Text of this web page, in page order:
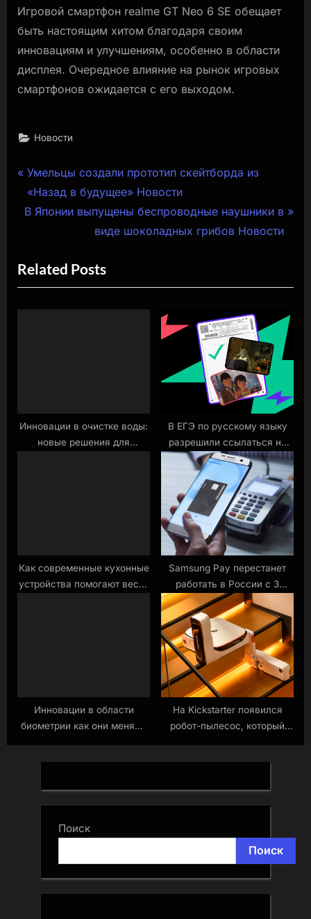
Игровой смартфон realme GT Neo 6 SE обещает
быть настоящим хитом благодаря своим
инновациям и улучшениям, особенно в области
дисплея. Очередное влияние на рынок игровых
смартфонов ожидается с его выходом.
Новости
Навигация
по
записям
P
r
e
o
u
s
Умельцы создали прототип скейтборда из
«Назад в будущее» Новости
N
t
P
o
В Японии выпущены беспроводные наушники в
виде шоколадных грибов Новости
Related Posts
Инновации в очистке воды:
новые решения для
В ЕГЭ по русскому языку
разрешили ссылаться на
игры, анимэ и комиксы.
Подготовили 5 аргументов
за вас Новости
Как современные кухонные
устройства помогают вести
Samsung Pay перестанет
работать в России с 3
апреля Новости
Инновации в области
биометрии как они меняют
На Kickstarter появился
робот-пылесос, который
Поиск
Поиск